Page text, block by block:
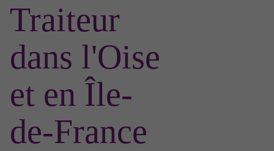
Traiteur
dans l'Oise
et en Île-
de-France